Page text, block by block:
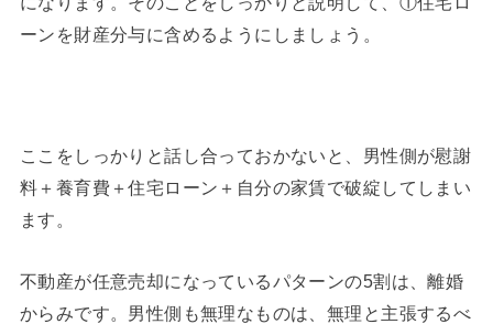
ーンを財産分与に含めるようにしましょう。
ここをしっかりと話し合っておかないと、男性側が慰謝
料＋養育費＋住宅ローン＋自分の家賃で破綻してしまい
ます。
不動産が任意売却になっているパターンの5割は、離婚
からみです。男性側も無理なものは、無理と主張するべ